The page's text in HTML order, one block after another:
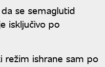
se semaglutid
isključivo po
režim ishrane sam po